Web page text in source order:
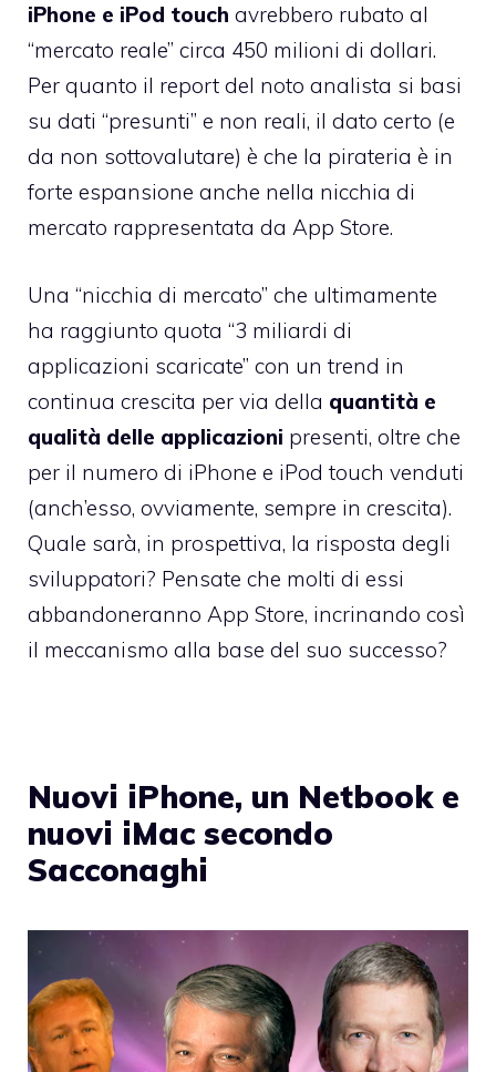
iPhone e iPod touch avrebbero rubato al
“mercato reale” circa 450 milioni di dollari.
Per quanto il report del noto analista si basi
su dati “presunti” e non reali, il dato certo (e
da non sottovalutare) è che la pirateria è in
forte espansione anche nella nicchia di
mercato rappresentata da App Store.
Una “nicchia di mercato” che ultimamente
ha raggiunto quota “3 miliardi di
applicazioni scaricate” con un trend in
continua crescita per via della quantità e
qualità delle applicazioni presenti, oltre che
per il numero di iPhone e iPod touch venduti
(anch’esso, ovviamente, sempre in crescita).
Quale sarà, in prospettiva, la risposta degli
sviluppatori? Pensate che molti di essi
abbandoneranno App Store, incrinando così
il meccanismo alla base del suo successo?
Nuovi iPhone, un Netbook e
nuovi iMac secondo
Sacconaghi